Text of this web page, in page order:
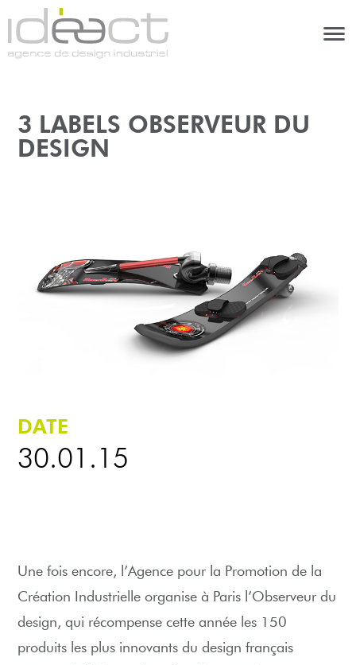
3 LABELS OBSERVEUR DU
DESIGN
DATE
30.01.15
Une fois encore, l’Agence pour la Promotion de la
Création Industrielle organise à Paris l’Observeur du
design, qui récompense cette année les 150
produits les plus innovants du design français